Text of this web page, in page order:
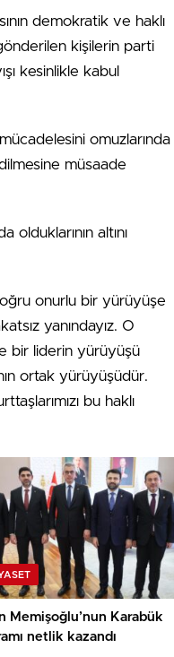
demokratik ve haklı
kişilerin parti
kesinlikle kabul
omuzlarında
müsaade
altını
onurlu bir yürüyüşe
yanındayız. O
bir liderin yürüyüşü
ortak yürüyüşüdür.
bu haklı
Memişoğlu’nun Karabük
netlik kazandı